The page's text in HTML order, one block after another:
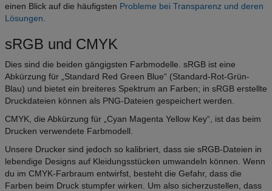
einen Blick auf die häufigsten Probleme bei Transparenz und deren
Lösungen
sRGB und CMYK
Dies sind die beiden gängigsten Farbmodelle. sRGB ist eine
Abkürzung für „Standard Red Green Blue“ (Standard-Rot-Grün-
Blau) und bietet ein breiteres Spektrum an Farben; in sRGB erstellte
Druckdateien können als PNG-Dateien gespeichert werden.
CMYK, die Abkürzung für „Cyan Magenta Yellow Key“, ist das beim
Drucken verwendete Farbmodell.
Unsere Drucker sind jedoch so kalibriert, dass sie sRGB-Dateien in
lebendige Designs auf Kleidungsstücken umwandeln können. Wenn
du im CMYK-Farbraum entwirfst, besteht die Gefahr, dass die
Farben beim Druck stumpfer wirken. Um also sicherzustellen, dass